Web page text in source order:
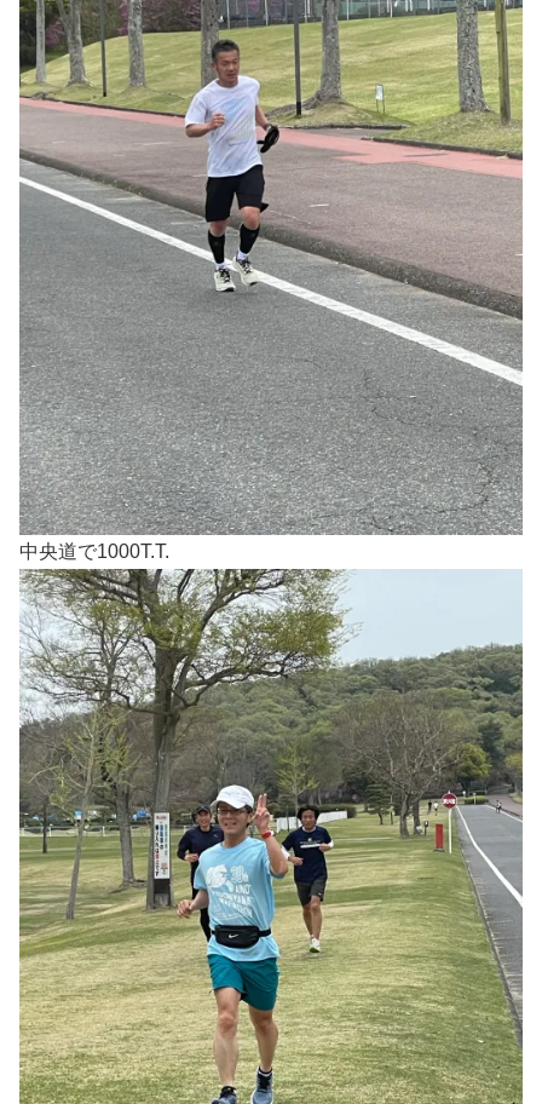
中央道で1000T.T.